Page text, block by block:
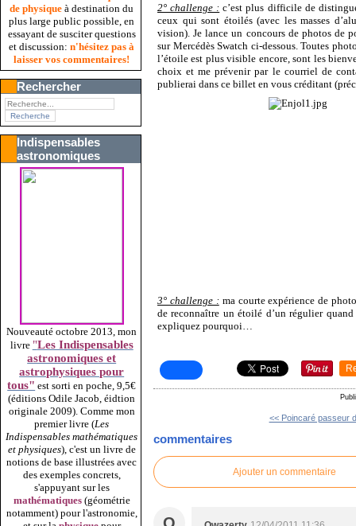
de physique à destination du
plus large public possible, en
essayant de susciter questions
et discussion: n'hésitez pas à
laisser vos commentaires!
Rechercher
Indispensables
astronomiques
Nouveauté octobre 2013, mon
livre "Les Indispensables
astronomiques et
astrophysiques pour
tous" est sorti en poche, 9,5€
(éditions Odile Jacob, éidtion
originale 2009). Comme mon
premier livre (Les
Indispensables mathématiques
et physiques), c'est un livre de
notions de base illustrées avec
des exemples concrets,
s'appuyant sur les
mathématiques(géométrie
notamment) pour l'astronomie,
2° challenge : c’est plus difficile de
ceux qui sont étoilés (avec les masses
vision). Je lance un concours de photos de
sur Mercédès Swatch ci-dessous. Toutes
l’étoile est plus visible encore, sont les
choix et me prévenir par le courriel de
publierai dans ce billet en vous créditant
3° challenge :ma courte expérience de
de reconnaître un étoilé d’un régulier
expliquez pourquoi…
<< Poincaré passeur
commentaires
Ajouter un commentaire